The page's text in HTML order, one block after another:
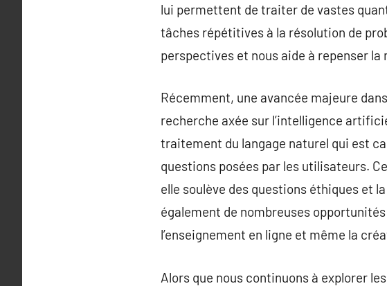
lui permettent de traiter de vastes
tâches répétitives à la résolution de
perspectives et nous aide à repenser
Récemment, une avancée majeure
recherche axée sur l’intelligence
traitement du langage naturel qui est
questions posées par les utilisateurs.
elle soulève des questions éthiques et
également de nombreuses
l’enseignement en ligne et même la
Alors que nous continuons à explorer